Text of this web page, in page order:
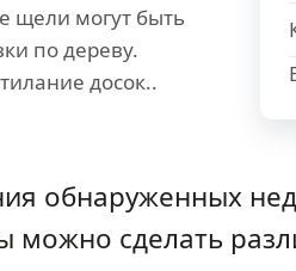
щели могут быть
по дереву.
досок..
обнаруженных
можно сделать